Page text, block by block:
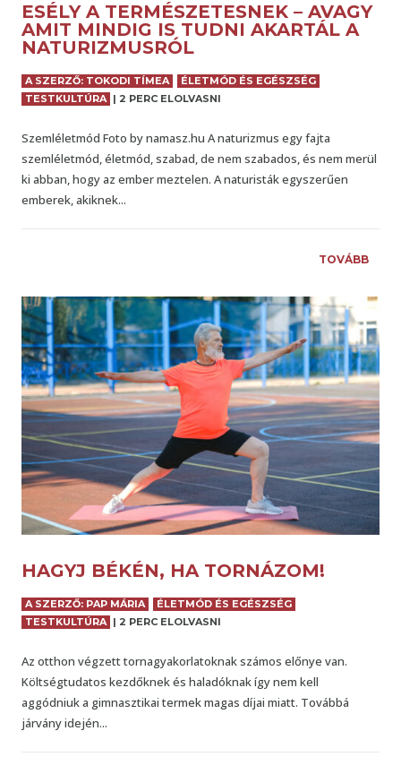
ESÉLY A TERMÉSZETESNEK – AVAGY
AMIT MINDIG IS TUDNI AKARTÁL A
NATURIZMUSRÓL
A SZERZŐ: TOKODI TÍMEA
ÉLETMÓD ÉS EGÉSZSÉG
TESTKULTÚRA | 2 PERC ELOLVASNI
Szemléletmód Foto by namasz.hu A naturizmus egy fajta
szemléletmód, életmód, szabad, de nem szabados, és nem merül
ki abban, hogy az ember meztelen. A naturisták egyszerűen
emberek, akiknek...
TOVÁBB
HAGYJ BÉKÉN, HA TORNÁZOM!
A SZERZŐ: PAP MÁRIA
ÉLETMÓD ÉS EGÉSZSÉG
TESTKULTÚRA | 2 PERC ELOLVASNI
Az otthon végzett tornagyakorlatoknak számos előnye van.
Költségtudatos kezdőknek és haladóknak így nem kell
aggódniuk a gimnasztikai termek magas díjai miatt. Továbbá
járvány idején...